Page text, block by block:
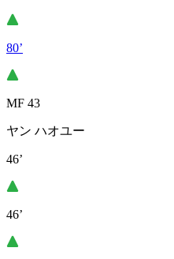
80’
MF 43
ヤン ハオユー
46’
46’